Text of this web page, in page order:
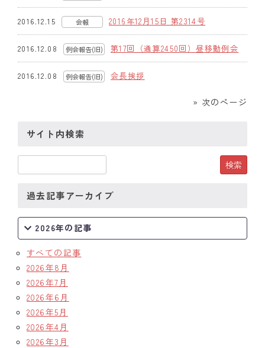
2016.12.15 会報 2016年12月15日 第2314号
2016.12.08 例会報告(旧) 第17回（通算2450回）昼移動例会
2016.12.08 例会報告(旧) 会長挨拶
» 次のページ
サイト内検索
過去記事アーカイブ
2026年の記事
すべての記事
2026年8月
2026年7月
2026年6月
2026年5月
2026年4月
2026年3月